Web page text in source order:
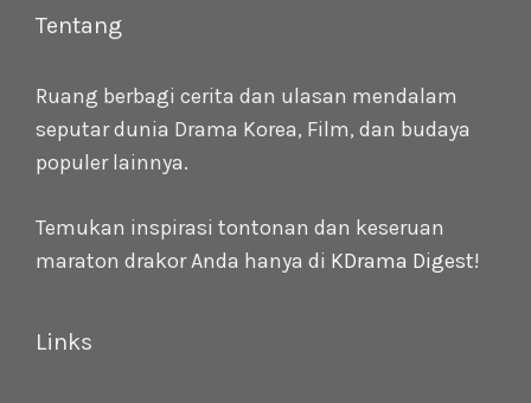
Tentang
Ruang berbagi cerita dan ulasan mendalam
seputar dunia Drama Korea, Film, dan budaya
populer lainnya.
Temukan inspirasi tontonan dan keseruan
maraton drakor Anda hanya di KDrama Digest!
Links